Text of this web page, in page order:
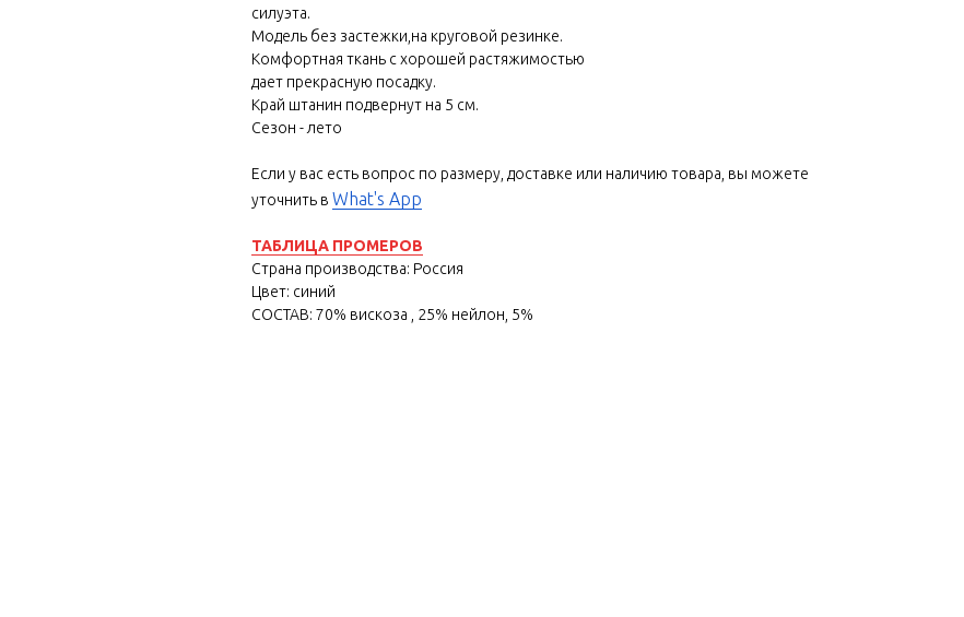
силуэта.
Модель без застежки,на круговой резинке.
Комфортная ткань с хорошей растяжимостью
дает прекрасную посадку.
Край штанин подвернут на 5 см.
Сезон - лето
Если у вас есть вопрос по размеру, доставке или наличию товара, вы можете
уточнить в What's App
ТАБЛИЦА ПРОМЕРОВ
Страна производства: Россия
Цвет: синий
СОСТАВ: 70% вискоза , 25% нейлон, 5%